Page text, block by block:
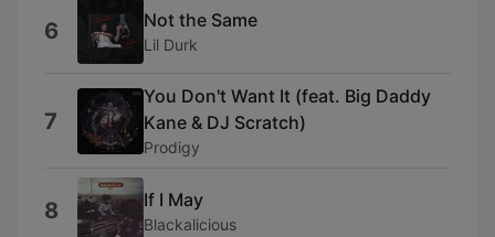
6 Not the Same
Lil Durk
7
You Don't Want It (feat. Big Daddy
Kane & DJ Scratch)
Prodigy
8 If I May
Blackalicious